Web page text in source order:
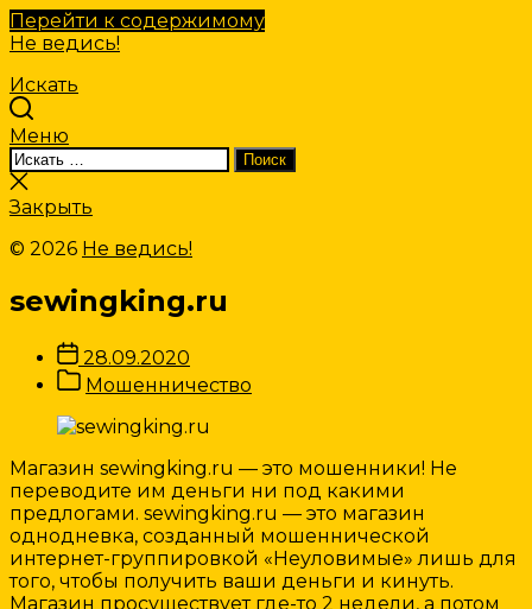
Перейти к содержимому
Не ведись!
Искать
Меню
Искать:
Поиск
Закрыть
поиск
Закрыть
© 2026 Не ведись!
sewingking.ru
Дата
записи
28.09.2020
Категории
Записи
Мошенничество
Магазин sewingking.ru — это мошенники! Не
переводите им деньги ни под какими
предлогами. sewingking.ru — это магазин
однодневка, созданный мошеннической
интернет-группировкой «Неуловимые» лишь для
того, чтобы получить ваши деньги и кинуть.
Магазин просуществует где-то 2 недели, а потом